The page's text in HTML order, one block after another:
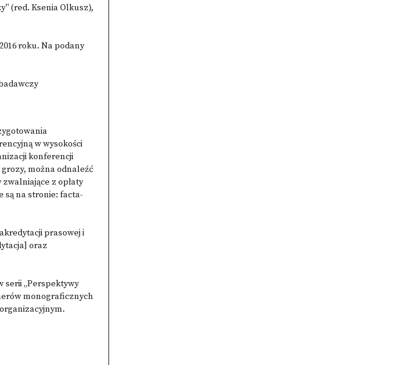
(red. Ksenia Olkusz),
roku. Na podany
w wysokości
konferencji
można odnaleźć
z opłaty
są na stronie: facta-
prasowej i
oraz
serii „Perspektywy
monograficznych